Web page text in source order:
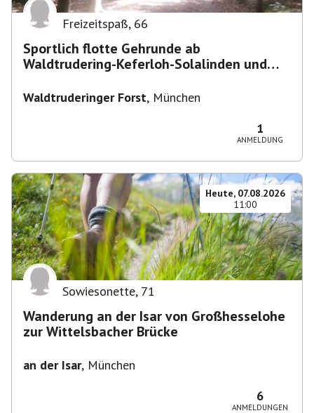
Freizeitspaß, 66
Sportlich flotte Gehrunde ab
Waldtrudering-Keferloh-Solalinden und
Waldtruderinger Forst, München
1
ANMELDUNG
Heute, 07.08.2026
11:00
Sowiesonette, 71
Wanderung an der Isar von Großhesselohe
zur Wittelsbacher Brücke
an der Isar, München
6
ANMELDUNGEN